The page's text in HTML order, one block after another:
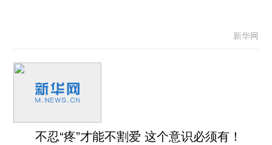
新华网
不忍“疼”才能不割爱 这个意识必须有！